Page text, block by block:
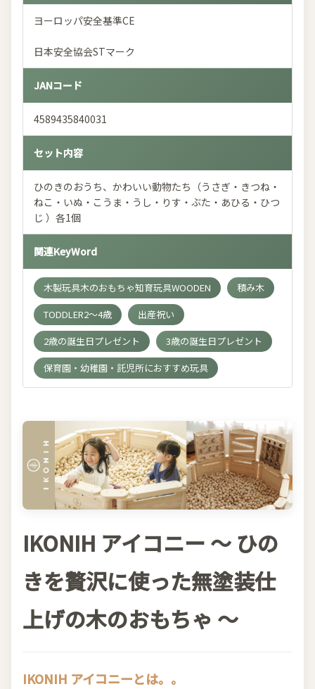
ヨーロッパ安全基準CE
日本安全協会STマーク
JANコード
4589435840031
セット内容
ひのきのおうち、かわいい動物たち（うさぎ・きつね・
ねこ・いぬ・こうま・うし・りす・ぶた・あひる・ひつ
じ ）各1個
関連KeyWord
木製玩具木のおもちゃ知育玩具WOODEN
積み木
TODDLER2～4歳
出産祝い
2歳の誕生日プレゼント
3歳の誕生日プレゼント
保育園・幼稚園・託児所におすすめ玩具
IKONIH アイコニー 〜 ひの
きを贅沢に使った無塗装仕
上げの木のおもちゃ 〜
IKONIH アイコニーとは。。